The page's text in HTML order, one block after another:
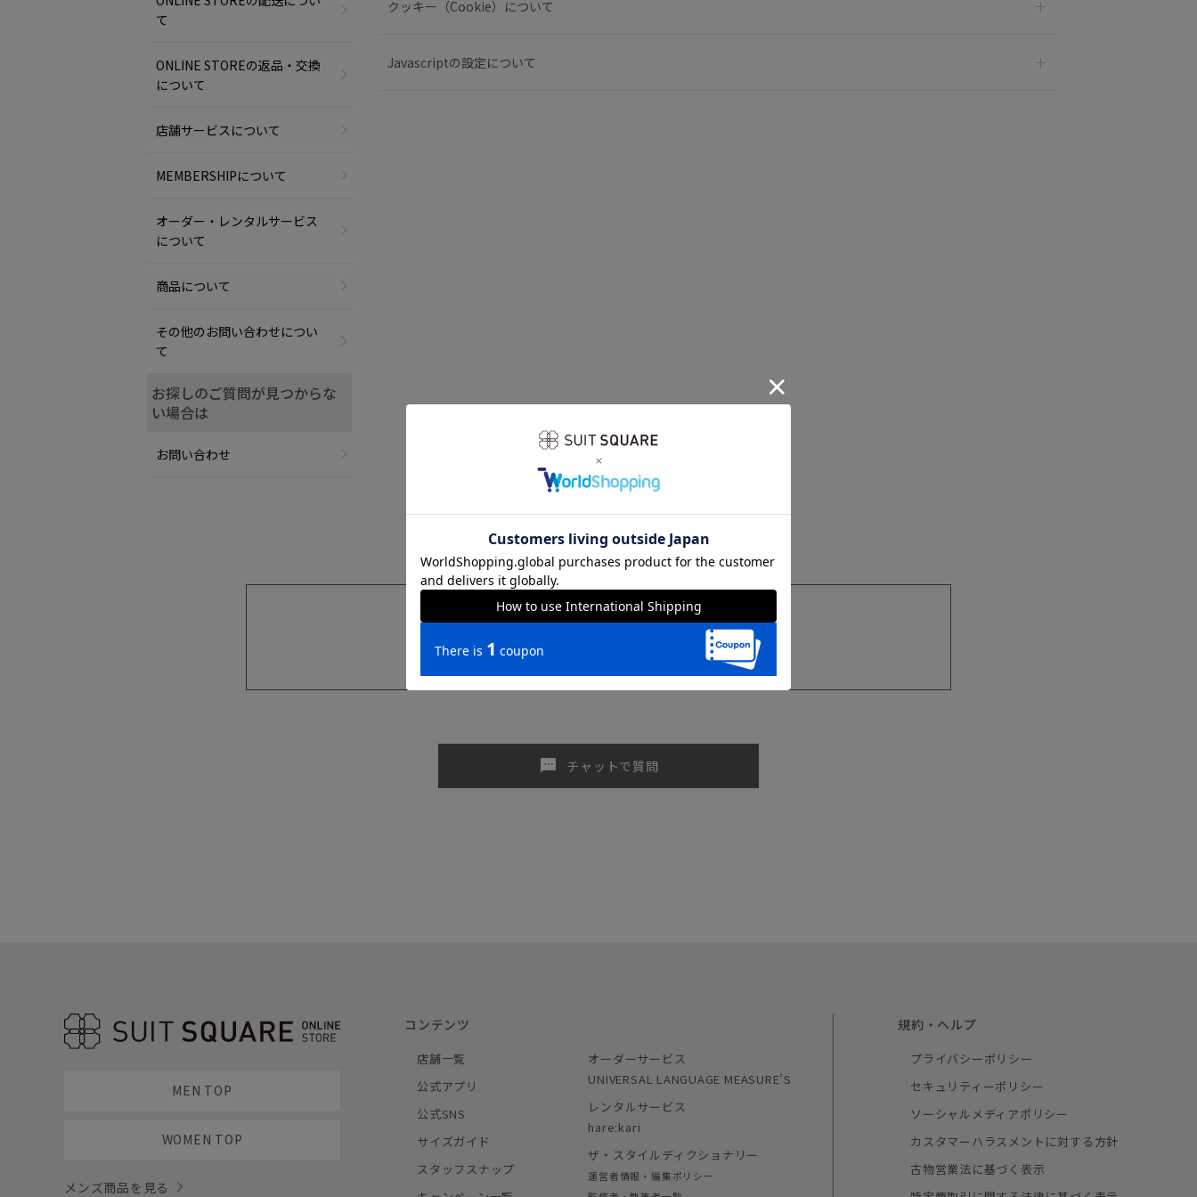
クッキー（Cookie）について
Javascriptの設定について
て
ONLINE STOREの返品・交換
について
店舗サービスについて
MEMBERSHIPについて
オーダー・レンタルサービス
について
商品について
その他のお問い合わせについ
て
お探しのご質問が見つからな
い場合は
お問い合わせ
sms チャットで質問
MEN TOP
WOMEN TOP
メンズ商品を見る
コンテンツ
店舗一覧
公式アプリ
公式SNS
サイズガイド
スタッフスナップ
オーダーサービス
UNIVERSAL LANGUAGE MEASURE’S
レンタルサービス
hare:kari
ザ・スタイルディクショナリー
運営者情報・編集ポリシー
規約・ヘルプ
プライバシーポリシー
セキュリティーポリシー
ソーシャルメディアポリシー
カスタマーハラスメントに対する方針
古物営業法に基づく表示